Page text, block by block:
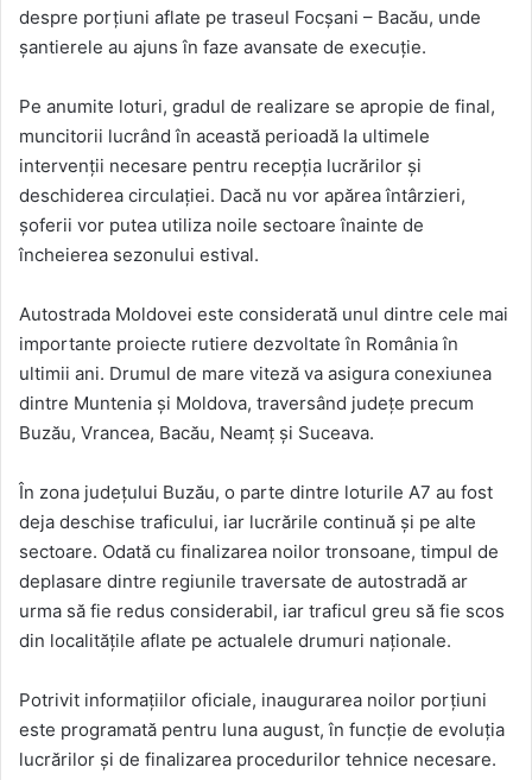
despre porțiuni aflate pe traseul Focșani – Bacău, unde
șantierele au ajuns în faze avansate de execuție.
Pe anumite loturi, gradul de realizare se apropie de final,
muncitorii lucrând în această perioadă la ultimele
intervenții necesare pentru recepția lucrărilor și
deschiderea circulației. Dacă nu vor apărea întârzieri,
șoferii vor putea utiliza noile sectoare înainte de
încheierea sezonului estival.
Autostrada Moldovei este considerată unul dintre cele mai
importante proiecte rutiere dezvoltate în România în
ultimii ani. Drumul de mare viteză va asigura conexiunea
dintre Muntenia și Moldova, traversând județe precum
Buzău, Vrancea, Bacău, Neamț și Suceava.
În zona județului Buzău, o parte dintre loturile A7 au fost
deja deschise traficului, iar lucrările continuă și pe alte
sectoare. Odată cu finalizarea noilor tronsoane, timpul de
deplasare dintre regiunile traversate de autostradă ar
urma să fie redus considerabil, iar traficul greu să fie scos
din localitățile aflate pe actualele drumuri naționale.
Potrivit informațiilor oficiale, inaugurarea noilor porțiuni
este programată pentru luna august, în funcție de evoluția
lucrărilor și de finalizarea procedurilor tehnice necesare.